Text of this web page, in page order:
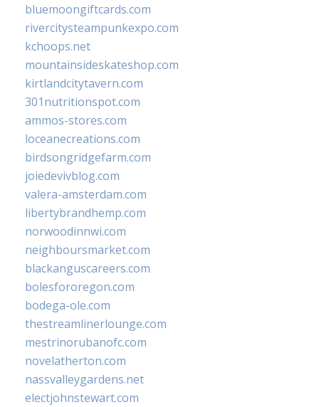
bluemoongiftcards.com
rivercitysteampunkexpo.com
kchoops.net
mountainsideskateshop.com
kirtlandcitytavern.com
301nutritionspot.com
ammos-stores.com
loceanecreations.com
birdsongridgefarm.com
joiedevivblog.com
valera-amsterdam.com
libertybrandhemp.com
norwoodinnwi.com
neighboursmarket.com
blackanguscareers.com
bolesfororegon.com
bodega-ole.com
thestreamlinerlounge.com
mestrinorubanofc.com
novelatherton.com
nassvalleygardens.net
electjohnstewart.com